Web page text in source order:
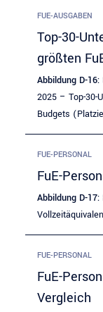
FUE-AUSGABEN
Top-30-
größten
Abbildung D-16:
2025 – Top-30-
Budgets
FUE-PERSONAL
FuE-
Abbildung D-17:
FUE-PERSONAL
FuE-
Vergleich